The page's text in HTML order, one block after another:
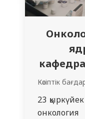
Кәсіптік
23